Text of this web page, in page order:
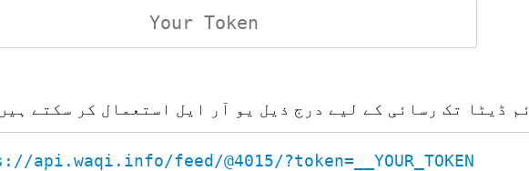
ڈیٹا تک رسائی کے لیے درج ذیل یو آر ایل استعمال کر سکتے
api.waqi.info/feed/@4015/?token=__YOUR_TOKEN__